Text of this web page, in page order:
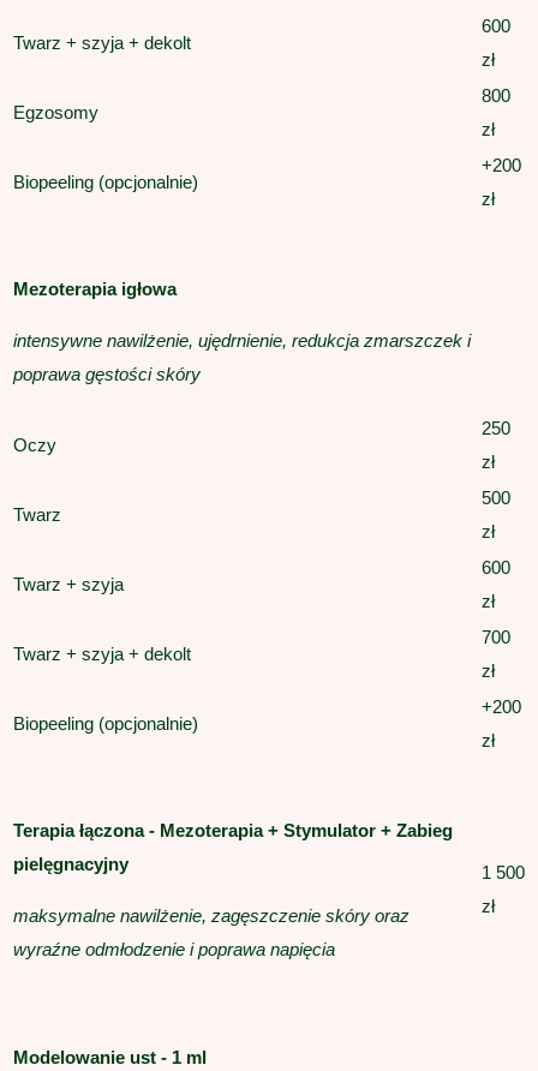
Twarz + szyja + dekolt
600
zł
Egzosomy
800
zł
Biopeeling (opcjonalnie)
+200
zł
Mezoterapia igłowa
intensywne nawilżenie, ujędrnienie, redukcja zmarszczek i
poprawa gęstości skóry
Oczy
250
zł
Twarz
500
zł
Twarz + szyja
600
zł
Twarz + szyja + dekolt
700
zł
Biopeeling (opcjonalnie)
+200
zł
Terapia łączona - Mezoterapia + Stymulator + Zabieg
pielęgnacyjny
maksymalne nawilżenie, zagęszczenie skóry oraz
wyraźne odmłodzenie i poprawa napięcia
1 500
zł
Modelowanie ust - 1 ml